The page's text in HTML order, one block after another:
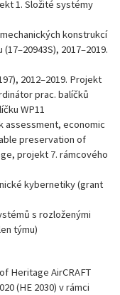
1. Složité systémy
konstrukcí
2017–2019.
2012–2019. Projekt
prac. balíčků
WP11
assessment, economic
preservation of
projekt 7. rámcového
kybernetiky (grant
s rozloženými
týmu)
Heritage AirCRAFT
(HE 2030) v rámci